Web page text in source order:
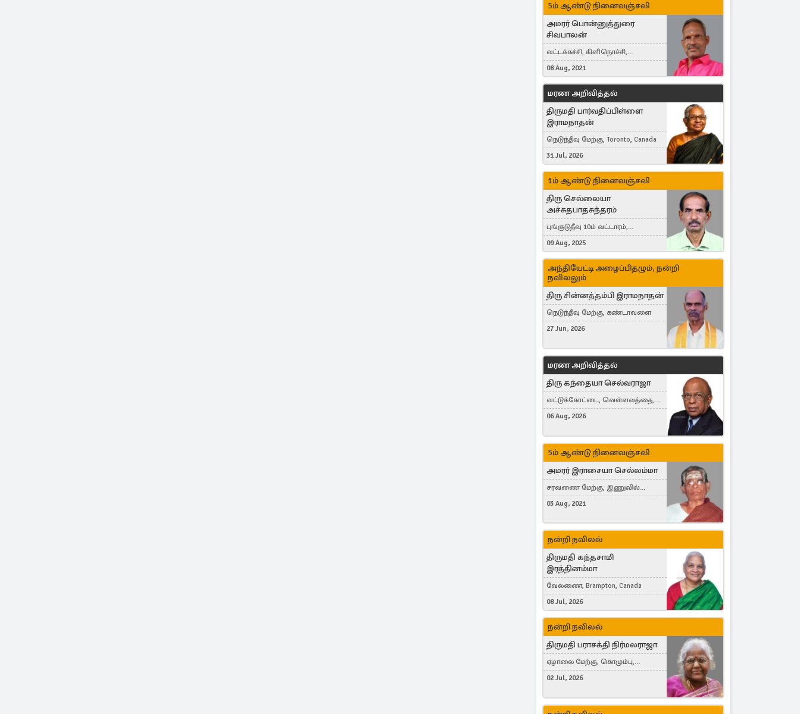
5ம் ஆண்டு நினைவஞ்சலி
அமரர் பொன்னுத்துரை
சிவபாலன்
வட்டக்கச்சி, கிளிநொச்சி,
வட்டக்கச்சி இராமநாதபுரம்
08 Aug, 2021
மரண அறிவித்தல்
திருமதி பார்வதிப்பிள்ளை
இராமநாதன்
நெடுந்தீவு மேற்கு, Toronto, Canada
31 Jul, 2026
1ம் ஆண்டு நினைவஞ்சலி
திரு செல்லையா
அச்சுதபாதசுந்தரம்
புங்குடுதீவு 10ம் வட்டாரம்,
கொள்ளுப்பிட்டி
09 Aug, 2025
அந்தியேட்டி அழைப்பிதழும், நன்றி
நவிலலும்
திரு சின்னத்தம்பி இராமநாதன்
நெடுந்தீவு மேற்கு, கண்டாவளை
27 Jun, 2026
மரண அறிவித்தல்
திரு கந்தையா செல்வராஜா
வட்டுக்கோட்டை, வெள்ளவத்தை,
Toronto, Canada
06 Aug, 2026
5ம் ஆண்டு நினைவஞ்சலி
அமரர் இராசையா செல்லம்மா
சரவணை மேற்கு, இணுவில்
கிழக்கு
03 Aug, 2021
நன்றி நவிலல்
திருமதி கந்தசாமி
இரத்தினம்மா
வேலணை, Brampton, Canada
08 Jul, 2026
நன்றி நவிலல்
திருமதி பராசக்தி நிர்மலராஜா
ஏழாலை மேற்கு, கொழும்பு,
தங்காலை, London, United Kingdom
02 Jul, 2026